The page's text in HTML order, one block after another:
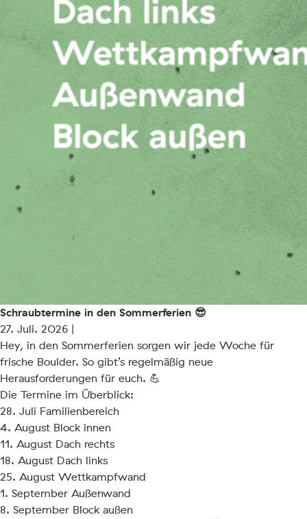
Schraubtermine in den Sommerferien 😎
27. Juli. 2026 |
Hey, in den Sommerferien sorgen wir jede Woche für
frische Boulder. So gibt’s regelmäßig neue
Herausforderungen für euch. 💪
Die Termine im Überblick:
28. Juli Familienbereich
4. August Block innen
11. August Dach rechts
18. August Dach links
25. August Wettkampfwand
1. September Außenwand
8. September Block außen